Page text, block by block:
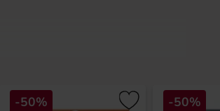
Fra klassisk bland-selv-
-50% -50%